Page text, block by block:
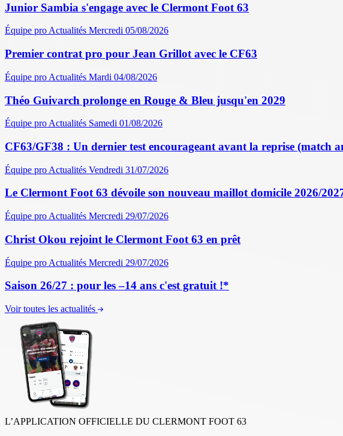
Junior Sambia s'engage avec le Clermont Foot 63
Équipe proActualités Mercredi 05/08/2026
Premier contrat pro pour Jean Grillot avec le CF63
Équipe pro Actualités Mardi 04/08/2026
Théo Guivarch prolonge en Rouge & Bleu jusqu'en 2029
Équipe pro Actualités Samedi 01/08/2026
CF63/GF38 : Un dernier test encourageant avant la reprise (match
Équipe pro Actualités Vendredi 31/07/2026
Le Clermont Foot 63 dévoile son nouveau maillot domicile 2026/
Équipe pro Actualités Mercredi 29/07/2026
Christ Okou rejoint le Clermont Foot 63 en prêt
Équipe pro Actualités Mercredi 29/07/2026
Saison 26/27 : pour les –14 ans c'est gratuit !*
Voir toutes les actualités
L’APPLICATION OFFICIELLE DU CLERMONT FOOT 63